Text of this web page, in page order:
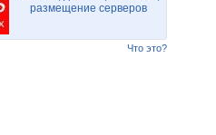
размещение серверов
Что это?